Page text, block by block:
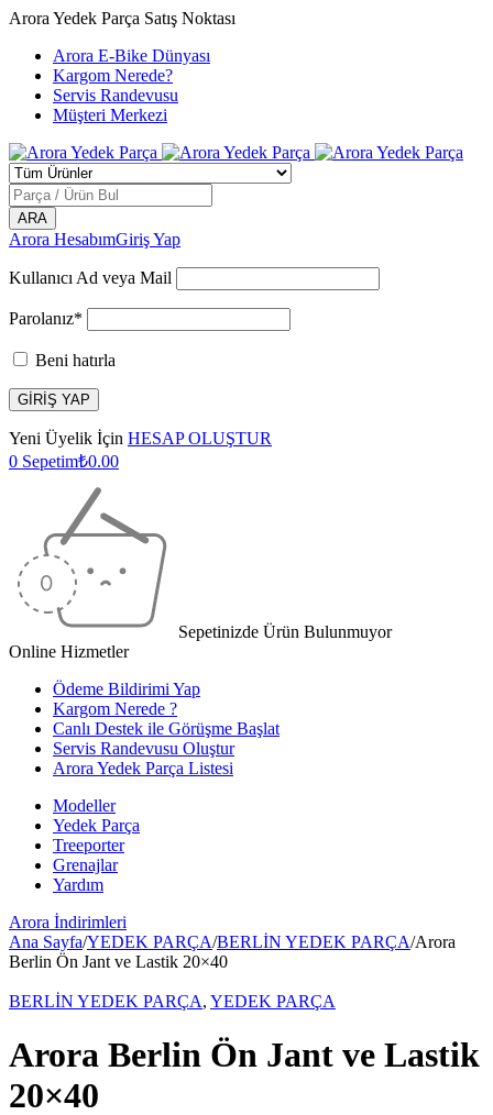
Arora Yedek Parça Satış Noktası
Arora E-Bike Dünyası
Kargom Nerede?
Servis Randevusu
Müşteri Merkezi
Arora HesabımGiriş Yap
Kullanıcı Ad veya Mail
Parolanız*
Beni hatırla
Yeni Üyelik İçin HESAP OLUŞTUR
0 Sepetim₺0.00
Sepetinizde Ürün Bulunmuyor
Online Hizmetler
Ödeme Bildirimi Yap
Kargom Nerede ?
Canlı Destek ile Görüşme Başlat
Servis Randevusu Oluştur
Arora Yedek Parça Listesi
Modeller
Yedek Parça
Treeporter
Grenajlar
Yardım
Arora İndirimleri
Ana Sayfa/YEDEK PARÇA/BERLİN YEDEK PARÇA/Arora
Berlin Ön Jant ve Lastik 20×40
BERLİN YEDEK PARÇA, YEDEK PARÇA
Arora Berlin Ön Jant ve Lastik
20×40